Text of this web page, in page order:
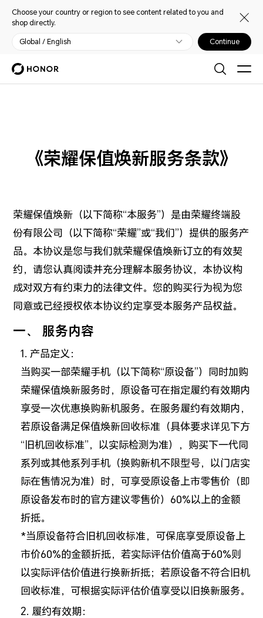
Choose your country or region to see content related to you and
shop directly.
Global / English Continue
《荣耀保值焕新服务条款》
荣耀保值焕新（以下简称“本服务”）是由荣耀终端股
份有限公司（以下简称“荣耀”或“我们”）提供的服务产
品。本协议是您与我们就荣耀保值焕新订立的有效契
约，请您认真阅读并充分理解本服务协议，本协议构
成对双方有约束力的法律文件。您的购买行为视为您
同意或已经授权依本协议约定享受本服务产品权益。
一、 服务内容
1. 产品定义：
当购买一部荣耀手机（以下简称“原设备”）同时加购
荣耀保值焕新服务时，原设备可在指定履约有效期内
享受一次优惠换购新机服务。在服务履约有效期内，
若原设备满足保值焕新回收标准（具体要求详见下方
“旧机回收标准”，以实际检测为准），购买下一代同
系列或其他系列手机（换购新机不限型号，以门店实
际在售情况为准）时，可享受原设备上市零售价（即
原设备发布时的官方建议零售价）60%以上的金额
折抵。
*当原设备符合旧机回收标准，可保底享受原设备上
市价60%的金额折抵，若实际评估价值高于60%则
以实际评估价值进行换新折抵；若原设备不符合旧机
回收标准，可根据实际评估价值享受以旧换新服务。
2. 履约有效期：